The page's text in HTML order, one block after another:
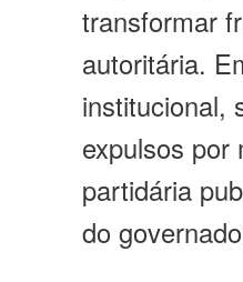
transformar
autoritária.
institucional,
expulsos por
partidária
do